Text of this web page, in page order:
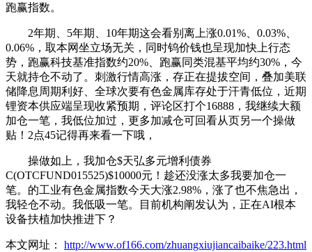
跑赢指数。
2年期、5年期、10年期这会看别离上涨0.01%、0.03%、
0.06%，取本网坐立场无关，同时钨价钱也呈现加快上行态
势，跑赢科技基准指数约20%、跑赢同类混基平均约30%，今
天就持仓不动了。刺激行情高涨，存正在提拔空间，叠加美联
储降息周期利好、全球次要有色金属库存处于汗青低位，近期
锂资本供应端呈现收紧预期，评论区打个16888，我继续大额
加仓一笔，我低位加过，更多加减仓可回看从页另一个操做
贴！2点45记得再来看一下哦，
操做如上，我加仓$天弘多元增利债券
C(OTCFUND015525)$10000元！趁还没涨太多我要加仓一
笔。的工业有色金属指数今天大涨2.98%，涨了也不焦急出，
我轻仓不动。我低吸一笔。目前机构阐发认为，正在AI根本
设备扶植加快推进下？
本文网址： http://www.of166.com/zhuangxiujiancaibaike/223.html